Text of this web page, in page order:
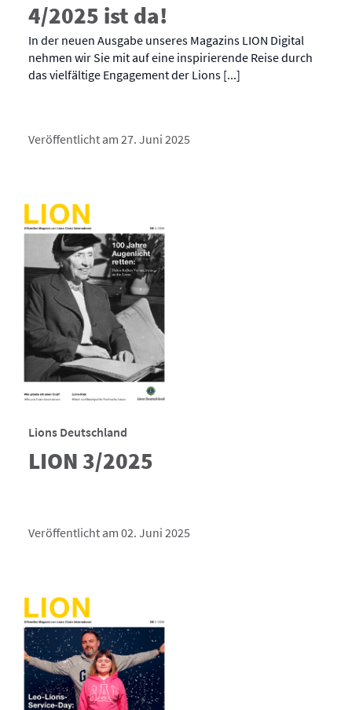
4/2025 ist da!
In der neuen Ausgabe unseres Magazins LION Digital
nehmen wir Sie mit auf eine inspirierende Reise durch
das vielfältige Engagement der Lions [...]
Veröffentlicht am 27. Juni 2025
Lions Deutschland
LION 3/2025
Veröffentlicht am 02. Juni 2025